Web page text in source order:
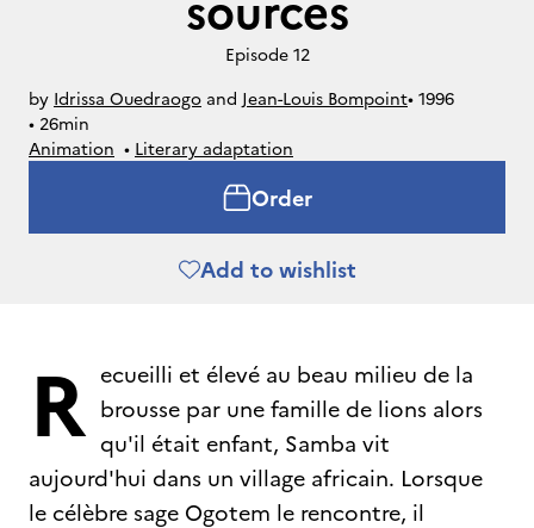
Episode 12
by Idrissa Ouedraogo and Jean-Louis Bompoint• 1996
• 26min
Animation • Literary adaptation
Order
Add to wishlist
R ecueilli et élevé au beau milieu de la
brousse par une famille de lions alors
qu'il était enfant, Samba vit
aujourd'hui dans un village africain. Lorsque
le célèbre sage Ogotem le rencontre, il